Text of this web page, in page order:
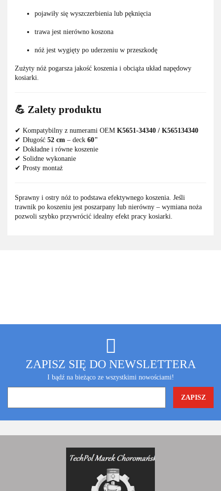
pojawiły się wyszczerbienia lub pęknięcia
trawa jest nierówno koszona
nóż jest wygięty po uderzeniu w przeszkodę
Zużyty nóż pogarsza jakość koszenia i obciąża układ napędowy
kosiarki.
💪 Zalety produktu
✔ Kompatybilny z numerami OEM K5651-34340 / K565134340
✔ Długość 52 cm – deck 60"
✔ Dokładne i równe koszenie
✔ Solidne wykonanie
✔ Prosty montaż
Sprawny i ostry nóż to podstawa efektywnego koszenia. Jeśli
trawnik po koszeniu jest poszarpany lub nierówny – wymiana noża
pozwoli szybko przywrócić idealny efekt pracy kosiarki.
ZAPISZ SIĘ DO NEWSLETTERA
I bądź na bieżąco ze wszystkimi nowościami!